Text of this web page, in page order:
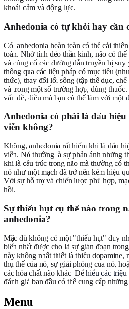
khoái cảm và động lực.
Anhedonia có tự khỏi hay cần
Có, anhedonia hoàn toàn có thể cải
toàn. Nhờ tính dẻo thần kinh, não có
và củng cố các đường dẫn truyền bị
thông qua các liệu pháp có mục tiêu
thức), thay đổi lối sống (tập thể dục,
và trong một số trường hợp, dùng
vấn đề, điều mà bạn có thể làm với một
Anhedonia có phải là dấu
viễn không?
Không, anhedonia rất hiếm khi là dấu
viễn. Nó thường là sự phản ánh những
khi là cấu trúc trong não mà thường có
nó như một mạch đã trở nên kém hiệu
Với sự hỗ trợ và chiến lược phù hợp,
hồi.
Sự thiếu hụt cụ thể nào trong
anhedonia?
Mặc dù không có một "thiếu hụt" duy
biến nhất được cho là sự gián đoạn
này không nhất thiết là thiếu dopamine,
thụ thể của nó, sự giải phóng của nó,
các hóa chất não khác. Để hiểu các triệu
đánh giá ban đầu có thể cung cấp
Menu